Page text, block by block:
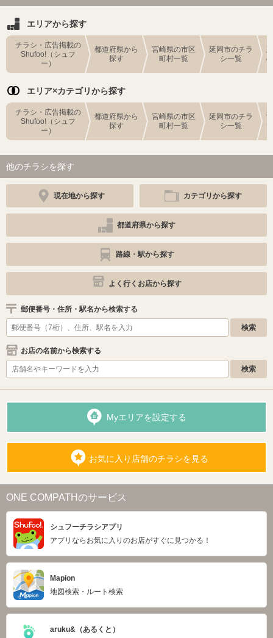
エリアから探す
チラシ・広告掲載の
Shufoo!（シュフ
ー）
都道府県から
探す
宮崎県の市区
町村一覧
延岡市のチラ
シ一覧
エリア×カテゴリから探す
チラシ・広告掲載の
Shufoo!（シュフ
ー）
都道府県から
探す
宮崎県の市区
町村一覧
延岡市のチラ
シ一覧
他のチラシを探す
現在地から探す カテゴリから探す
都道府県から探す
路線・駅から探す
よく行くお店から探す
郵便番号・住所・駅名から検索する
お店の名前から検索する
Myエリアを設定する
お気に入り店舗のチラシを見る
ONE COMPATHのサービス
シュフーチラシアプリ
アプリならお気に入りのお店がすぐに見つかる！
Mapion
地図検索・ルート検索
aruku&（あるくと）